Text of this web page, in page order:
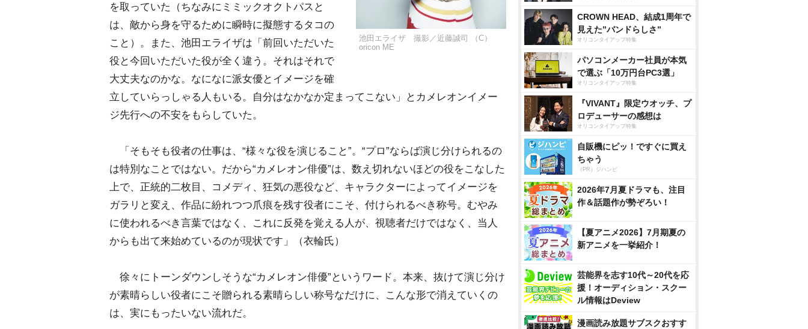
池田エライザ 撮影／近藤誠司 （C）
oricon ME
を取っていた（ちなみにミミックオクトパスと
は、敵から身を守るために瞬時に擬態するタコの
こと）。また、池田エライザは「前回いただいた
役と今回いただいた役が全く違う。それはそれで
大丈夫なのかな。なになに派女優とイメージを確
立していらっしゃる人もいる。自分はなかなか定まってこない」とカメレオンイメー
ジ先行への不安をもらしていた。
「そもそも役者の仕事は、“様々な役を演じること”。“プロ”ならば演じ分けられるの
は特別なことではない。だから“カメレオン俳優”は、数え切れないほどの役をこなした
上で、正統的二枚目、コメディ、狂気の悪役など、キャラクターによってイメージを
ガラリと変え、作品に紛れつつ爪痕を残す役者にこそ、付けられるべき称号。むやみ
に使われるべき言葉ではなく、これに反発を覚える人が、視聴者だけではなく、当人
からも出て来始めているのが現状です」（衣輪氏）
徐々にトーンダウンしそうな“カメレオン俳優”というワード。本来、抜けて演じ分け
が素晴らしい役者にこそ贈られる素晴らしい称号なだけに、こんな形で消えていくの
は、実にもったいない流れだ。
CROWN HEAD、結成1周年で
見えた”バンドらしさ”
オリコンタイアップ特集
パソコンメーカー社員が本気
で選ぶ「10万円台PC3選」
オリコンタイアップ特集
『VIVANT』限定ウオッチ、プ
ロデューサーの感想は
オリコンタイアップ特集
自販機にピッ！ですぐに買え
ちゃう
（PR）ジハンピ
2026年7月夏ドラマも、注目
作＆話題作が勢ぞろい！
【夏アニメ2026】7月期夏の
新アニメを一挙紹介！
芸能界を志す10代～20代を応
援！オーディション・スクー
ル情報はDeview
漫画読み放題サブスクおすす